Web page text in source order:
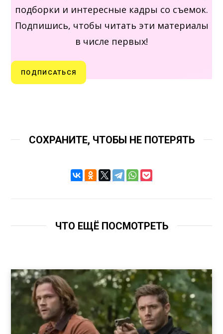
подборки и интересные кадры со съемок.
Подпишись, чтобы читать эти материалы
в числе первых!
ПОДПИСАТЬСЯ
СОХРАНИТЕ, ЧТОБЫ НЕ ПОТЕРЯТЬ
ЧТО ЕЩЁ ПОСМОТРЕТЬ